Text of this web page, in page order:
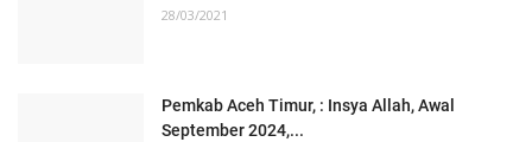
28/03/2021
Pemkab Aceh Timur, : Insya Allah, Awal
September 2024,...